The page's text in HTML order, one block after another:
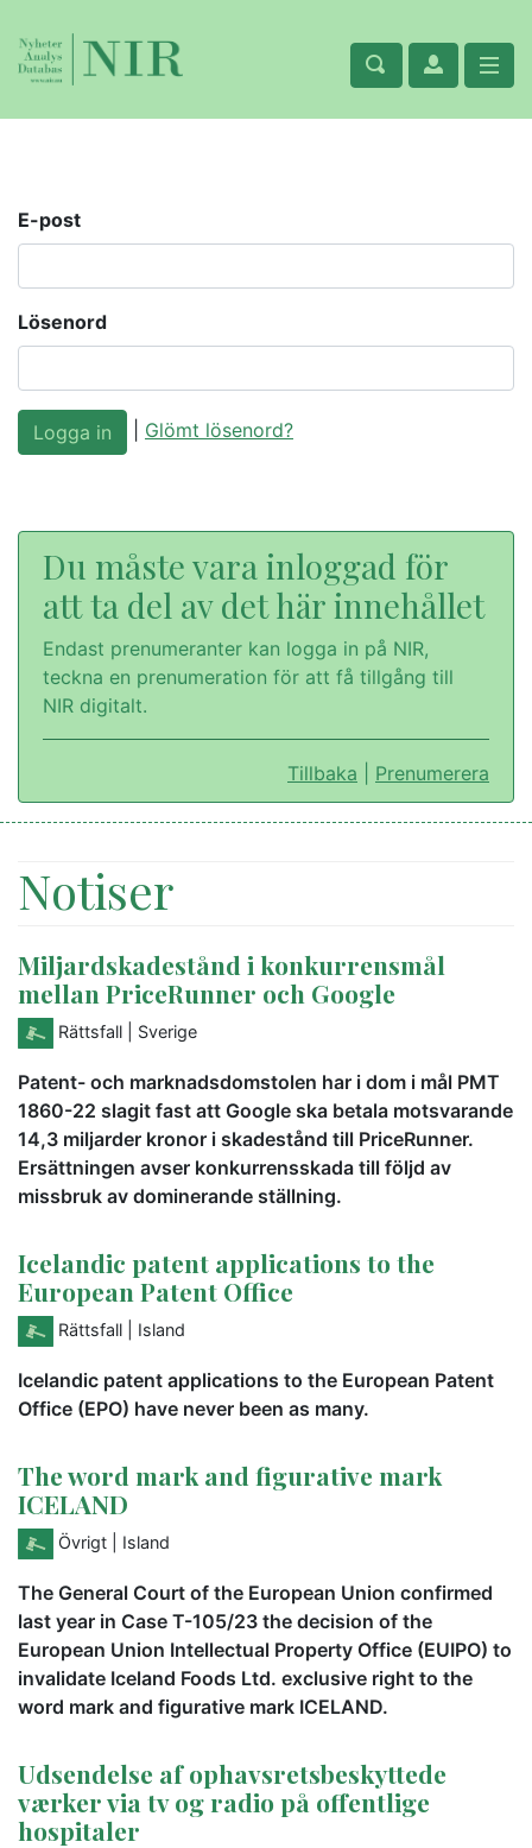
E-post
Lösenord
Glömt lösenord?
Du måste vara inloggad för
att ta del av det här innehållet
Endast prenumeranter kan logga in på NIR,
teckna en prenumeration för att få tillgång till
NIR digitalt.
Tillbaka Prenumerera
Notiser
Miljardskadestånd i konkurrensmål
mellan PriceRunner och Google
Rättsfall | Sverige
Patent- och marknadsdomstolen har i dom i mål PMT
1860-22 slagit fast att Google ska betala motsvarande
14,3 miljarder kronor i skadestånd till PriceRunner.
Ersättningen avser konkurrensskada till följd av
missbruk av dominerande ställning.
Icelandic patent applications to the
European Patent Office
Rättsfall | Island
Icelandic patent applications to the European Patent
Office (EPO) have never been as many.
The word mark and figurative mark
ICELAND
Övrigt | Island
The General Court of the European Union confirmed
last year in Case T-105/23 the decision of the
European Union Intellectual Property Office (EUIPO) to
invalidate Iceland Foods Ltd. exclusive right to the
word mark and figurative mark ICELAND.
Udsendelse af ophavsretsbeskyttede
værker via tv og radio på offentlige
hospitaler